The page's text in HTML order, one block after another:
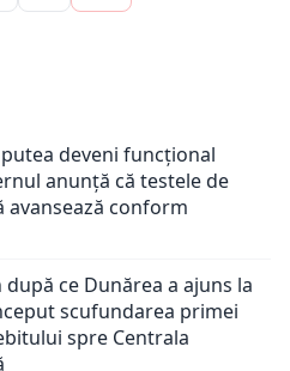
deveni funcțional
anunță că testele de
conform
ce Dunărea a ajuns la
scufundarea primei
spre Centrala